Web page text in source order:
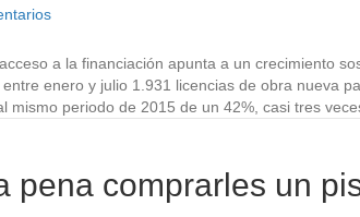
a la financiación apunta a un crecimiento
enero y julio 1.931 licencias de obra nueva
mismo periodo de 2015 de un 42%, casi tres
pena comprarles un